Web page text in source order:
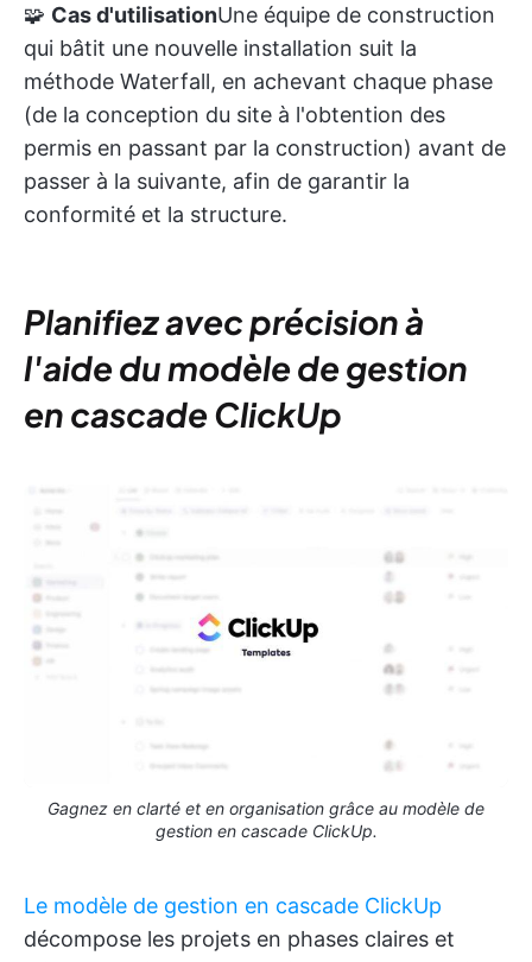
🧩 Cas d'utilisationUne équipe de construction
qui bâtit une nouvelle installation suit la
méthode Waterfall, en achevant chaque phase
(de la conception du site à l'obtention des
permis en passant par la construction) avant de
passer à la suivante, afin de garantir la
conformité et la structure.
Planifiez avec précision à
l'aide du modèle de gestion
en cascade ClickUp
Gagnez en clarté et en organisation grâce au modèle de
gestion en cascade ClickUp.
Le modèle de gestion en cascade ClickUp
décompose les projets en phases claires et